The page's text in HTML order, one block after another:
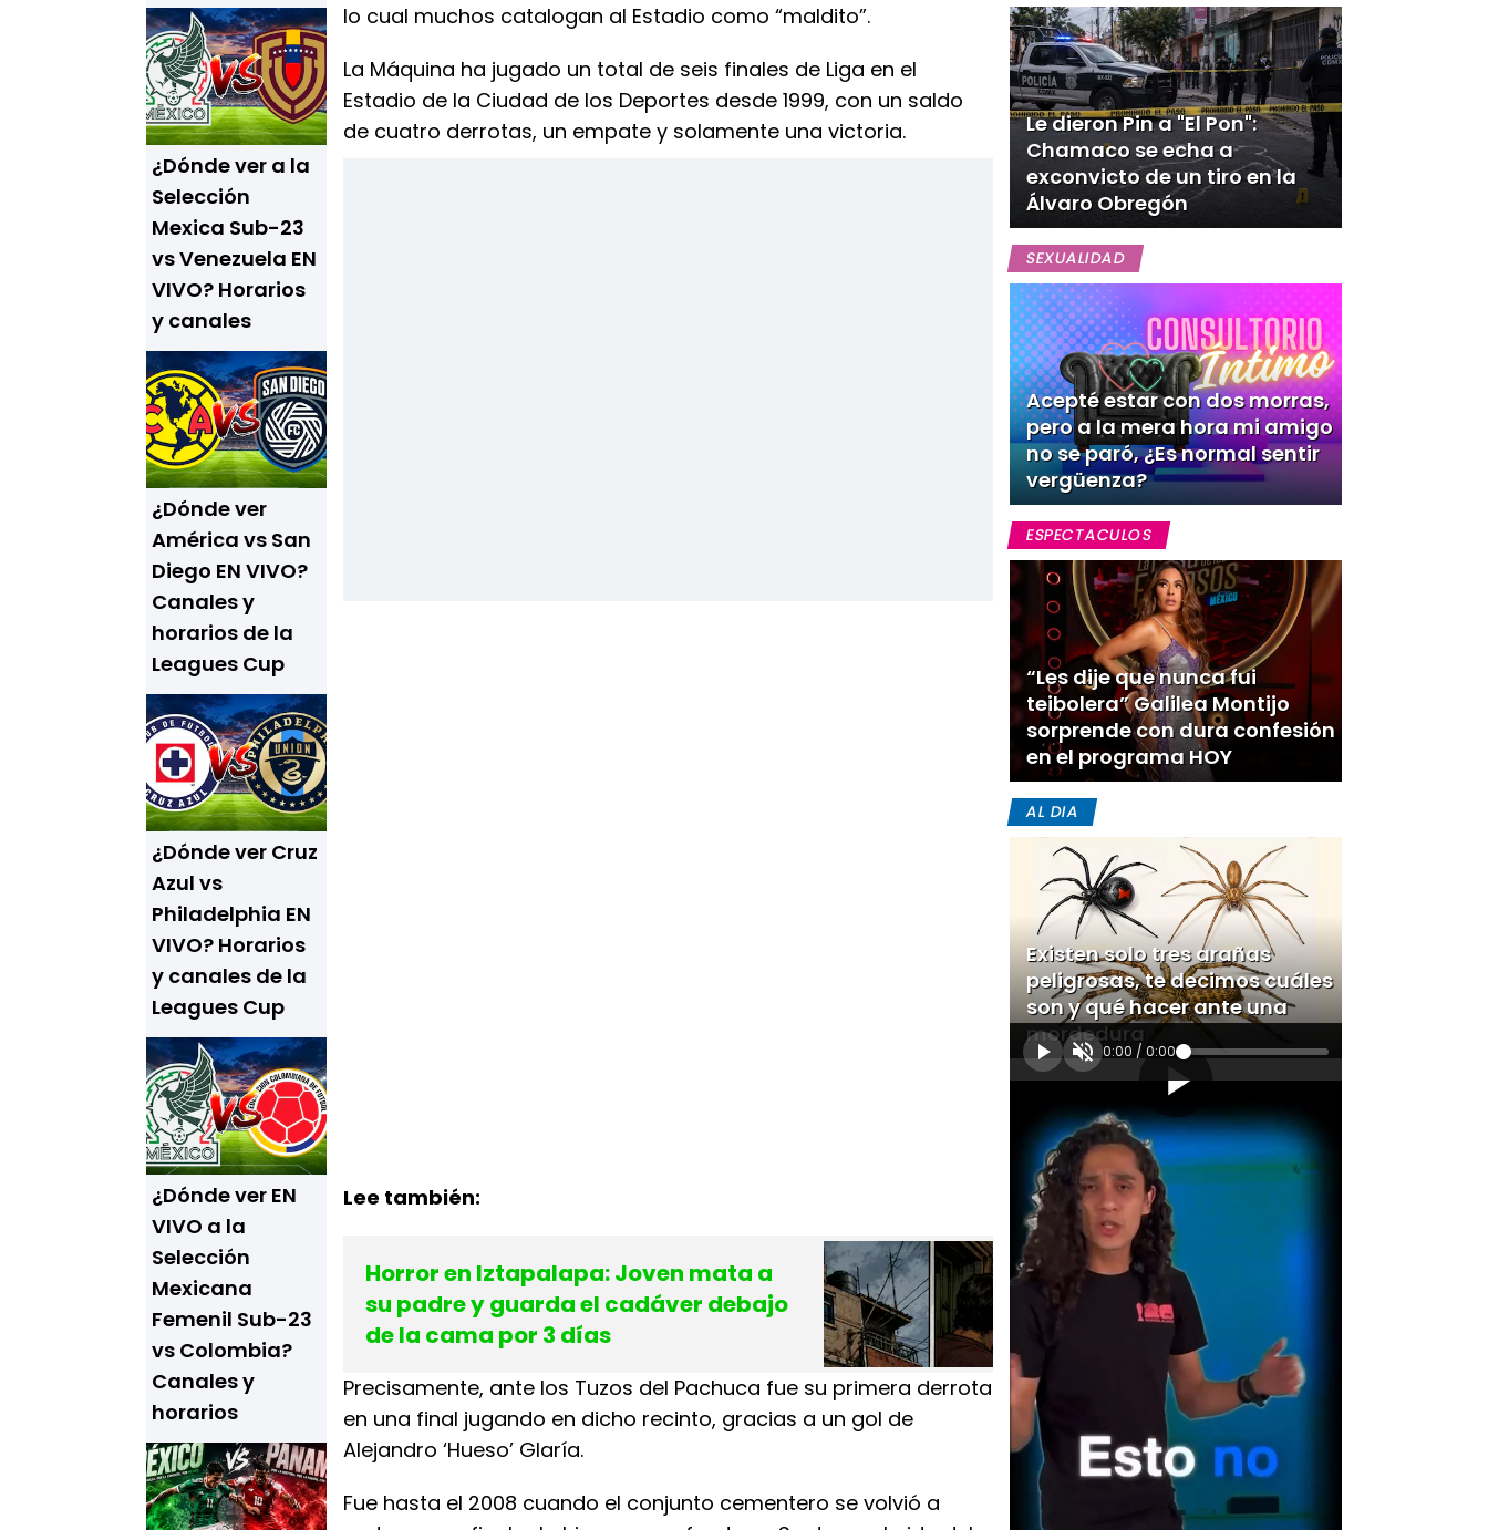
¿Dónde ver a la
Selección
Mexica Sub-23
vs Venezuela EN
VIVO? Horarios
y canales
¿Dónde ver
América vs San
Diego EN VIVO?
Canales y
horarios de la
Leagues Cup
¿Dónde ver Cruz
Azul vs
Philadelphia EN
VIVO? Horarios
y canales de la
Leagues Cup
¿Dónde ver EN
VIVO a la
Selección
Mexicana
Femenil Sub-23
vs Colombia?
Canales y
horarios
lo cual muchos catalogan al Estadio como “maldito”.
La Máquina ha jugado un total de seis finales de Liga en el
Estadio de la Ciudad de los Deportes desde 1999, con un saldo
de cuatro derrotas, un empate y solamente una victoria.
Lee también:
Horror en Iztapalapa: Joven mata a
su padre y guarda el cadáver debajo
de la cama por 3 días
Precisamente, ante los Tuzos del Pachuca fue su primera derrota
en una final jugando en dicho recinto, gracias a un gol de
Alejandro ‘Hueso’ Glaría.
Fue hasta el 2008 cuando el conjunto cementero se volvió a
Le dieron Pin a "El Pon":
Chamaco se echa a
exconvicto de un tiro en la
Álvaro Obregón
SEXUALIDAD
Acepté estar con dos morras,
pero a la mera hora mi amigo
no se paró, ¿Es normal sentir
vergüenza?
ESPECTACULOS
“Les dije que nunca fui
teibolera” Galilea Montijo
sorprende con dura confesión
en el programa HOY
AL DIA
Existen solo tres arañas
peligrosas, te decimos cuáles
son y qué hacer ante una
mordedura
0:00 / 0:00
[Publicidad]